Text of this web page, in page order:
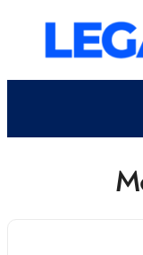
contenu